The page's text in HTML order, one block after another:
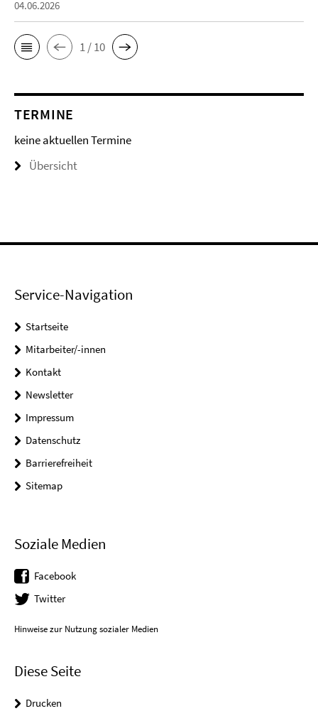
04.06.2026
1 / 10
TERMINE
keine aktuellen Termine
Übersicht
Service-Navigation
Startseite
Mitarbeiter/-innen
Kontakt
Newsletter
Impressum
Datenschutz
Barrierefreiheit
Sitemap
Soziale Medien
Facebook
Twitter
Hinweise zur Nutzung sozialer Medien
Diese Seite
Drucken